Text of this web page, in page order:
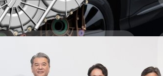
ครื่องยนต์ไฮบริดใหม่ หวังสู้